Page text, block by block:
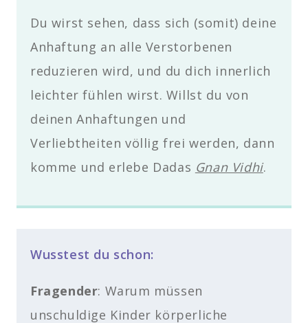
Du wirst sehen, dass sich (somit) deine
Anhaftung an alle Verstorbenen
reduzieren wird, und du dich innerlich
leichter fühlen wirst. Willst du von
deinen Anhaftungen und
Verliebtheiten völlig frei werden, dann
komme und erlebe Dadas Gnan Vidhi.
Wusstest du schon:
Fragender: Warum müssen
unschuldige Kinder körperliche